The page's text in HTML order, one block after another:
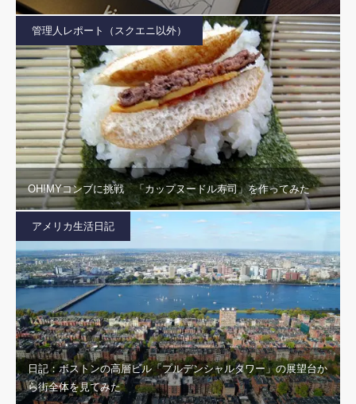
管理人レポート（スクエニ以外）
OH!MYコンブに挑戦 「カップヌードル寿司」を作ってみた
アメリカ生活日記
日記：ボストンの高層ビル「プルデンシャルタワー」の展望台か
ら街全体を見てみた